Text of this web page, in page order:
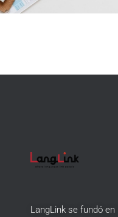
LangLink se fundó